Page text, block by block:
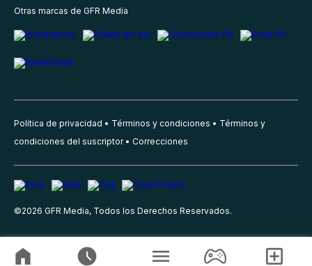
Otras marcas de GFR Media
Política de privacidad Términos y condiciones
Términos y
condiciones del suscriptor
Correcciones
©2026 GFR Media, Todos los Derechos Reservados.